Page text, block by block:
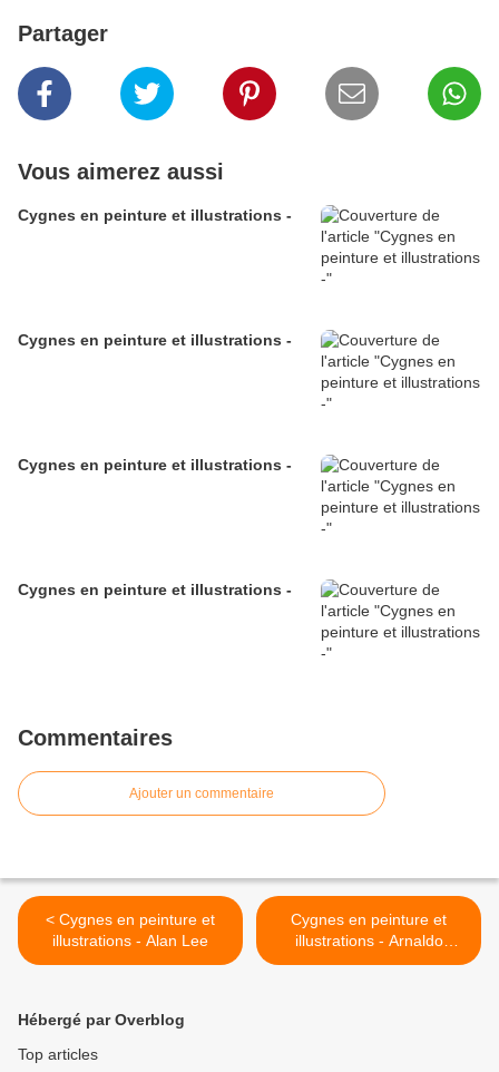
Partager
Vous aimerez aussi
Cygnes en peinture et illustrations -
Cygnes en peinture et illustrations -
Cygnes en peinture et illustrations -
Cygnes en peinture et illustrations -
Commentaires
Ajouter un commentaire
< Cygnes en peinture et
illustrations - Alan Lee
Cygnes en peinture et
illustrations - Arnaldo
Mirasol >
Hébergé par Overblog
Top articles